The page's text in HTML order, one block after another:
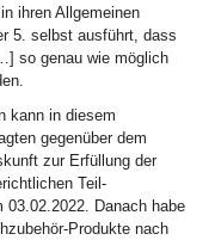
ihren Allgemeinen
5. selbst ausführt, dass
so genau wie möglich
kann in diesem
gegenüber dem
zur Erfüllung der
Teil-
Danach habe
Produkte nach